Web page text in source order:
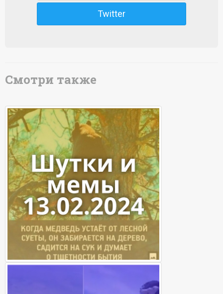
Twitter
Смотри также